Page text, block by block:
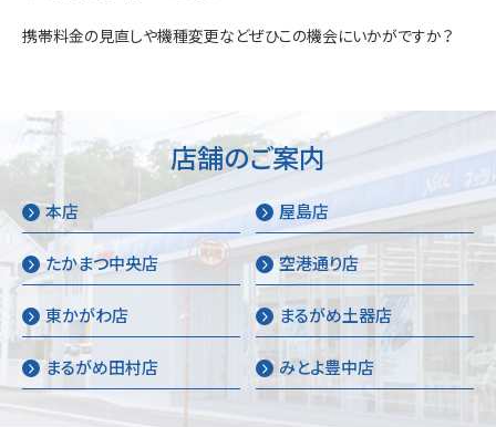
お得なお支払い
お問い合わせ
携帯料金の見直しや機種変更などぜひこの機会にいかがですか？
店舗のご案内
本店 屋島店
たかまつ中央店 空港通り店
東かがわ店 まるがめ土器店
まるがめ田村店 みとよ豊中店